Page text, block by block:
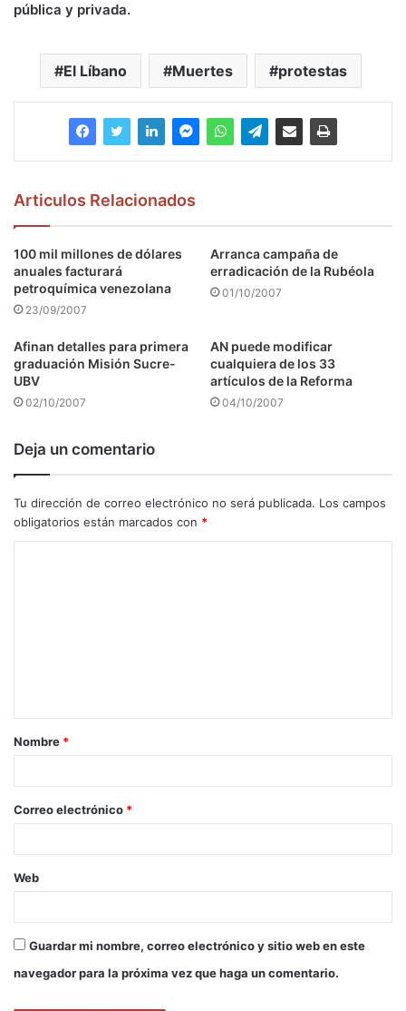
pública y privada.
El Líbano Muertes protestas
Articulos Relacionados
100 mil millones de dólares
anuales facturará
petroquímica venezolana
23/09/2007
Arranca campaña de
erradicación de la Rubéola
01/10/2007
Afinan detalles para primera
graduación Misión Sucre-
UBV
02/10/2007
AN puede modificar
cualquiera de los 33
artículos de la Reforma
04/10/2007
Deja un comentario
Tu dirección de correo electrónico no será publicada. Los campos
obligatorios están marcados con *
a
r
*
Nombre *
Correo electrónico *
Web
Guardar mi nombre, correo electrónico y sitio web en este
navegador para la próxima vez que haga un comentario.